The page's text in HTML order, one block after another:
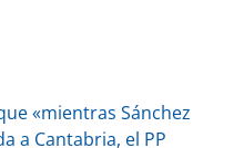
«mientras Sánchez
a Cantabria, el PP